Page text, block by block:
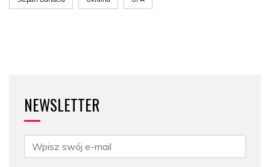
NEWSLETTER